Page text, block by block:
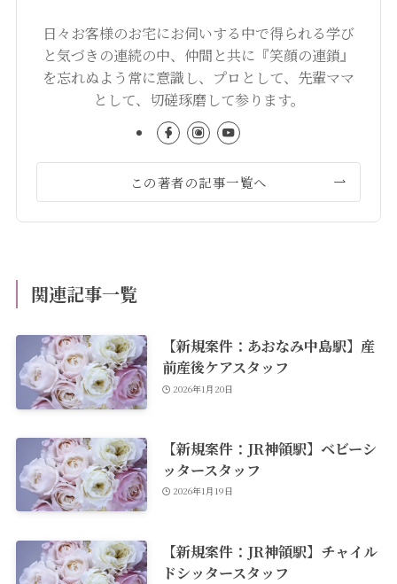
日々お客様のお宅にお伺いする中で得られる学び
と気づきの連続の中、仲間と共に『笑顔の連鎖』
を忘れぬよう常に意識し、プロとして、先輩ママ
として、切磋琢磨して参ります。
この著者の記事一覧へ
関連記事一覧
【新規案件：あおなみ中島駅】産
前産後ケアスタッフ
2026年1月20日
【新規案件：JR神領駅】ベビーシ
ッタースタッフ
2026年1月19日
【新規案件：JR神領駅】チャイル
ドシッタースタッフ